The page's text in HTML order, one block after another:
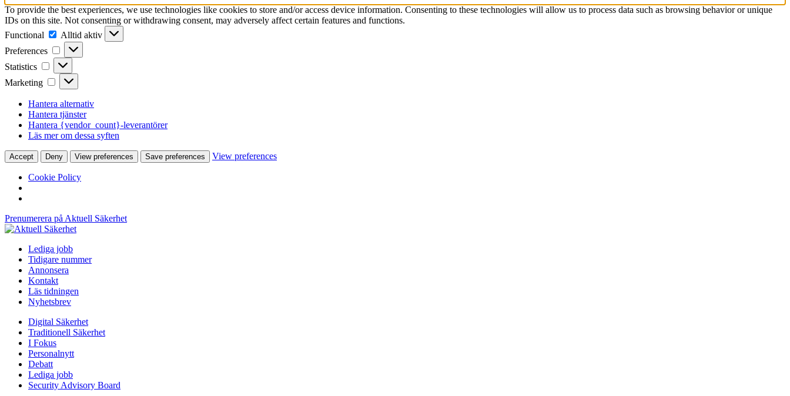
To provide the best experiences, we use technologies like cookies to store and/or access device information. Consenting to these technologies will allow us to process data such as browsing behavior or unique
IDs on this site. Not consenting or withdrawing consent, may adversely affect certain features and functions.
Functional
Functional
Alltid aktiv
Preferences
Preferences
Statistics Statistics
Marketing Marketing
Hantera alternativ
Hantera tjänster
Hantera {vendor_count}-leverantörer
Läs mer om dessa syften
Accept Deny View preferences Save preferences View preferences
Cookie Policy
Prenumerera på Aktuell Säkerhet
Lediga jobb
Tidigare nummer
Annonsera
Kontakt
Läs tidningen
Nyhetsbrev
Digital Säkerhet
Traditionell Säkerhet
I Fokus
Personalnytt
Debatt
Lediga jobb
Security Advisory Board